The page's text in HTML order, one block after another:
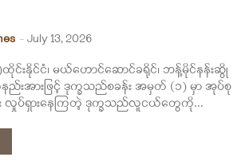
- July 13, 2026
င်းနိုင်ငံ၊ မယ်ဟောင်ဆောင်ခရိုင်၊ ဘန့်မိုင်နန်းဆွို
ည်းအားဖြင့် ဒုက္ခသည်စခန်း အမှတ် (၁) မှာ အုပ်စု
ပ်ရှားနေကြတဲ့ ဒုက္ခသည်လူငယ်တွေကို...